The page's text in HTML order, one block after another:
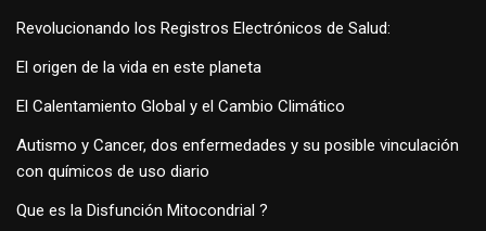
Revolucionando los Registros Electrónicos de Salud:
El origen de la vida en este planeta
El Calentamiento Global y el Cambio Climático
Autismo y Cancer, dos enfermedades y su posible vinculación
con químicos de uso diario
Que es la Disfunción Mitocondrial ?